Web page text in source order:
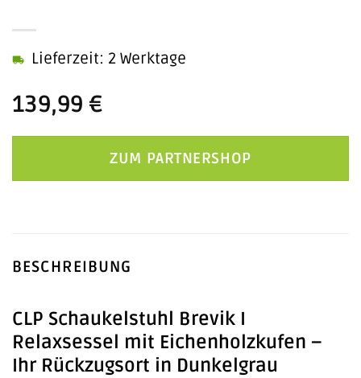
139,99 €
Lieferzeit: 2 Werktage
ZUM PARTNERSHOP
BESCHREIBUNG
CLP Schaukelstuhl Brevik I
Relaxsessel mit Eichenholzkufen –
Ihr Rückzugsort in Dunkelgrau